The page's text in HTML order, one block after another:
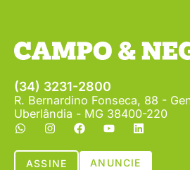
(34) 3231-2800
R. Bernardino Fonseca, 88 -
Uberlândia - MG 38400-220
ASSINE ANUNCIE